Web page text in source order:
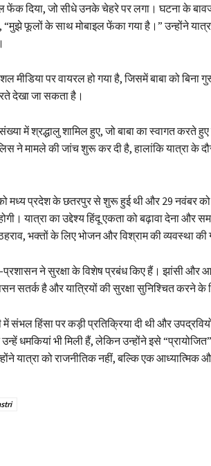
दिया, जो सीधे उनके चेहरे पर लगा। घटना के
“मुझे फूलों के साथ मोबाइल फेंका गया है।” उन्होंने
मीडिया पर वायरल हो गया है, जिसमें बाबा को बिना
देखा जा सकता है।
संख्या में श्रद्धालु शामिल हुए, जो बाबा का स्वागत करते
ने मामले की जांच शुरू कर दी है, हालांकि यात्रा के
मध्य प्रदेश के छतरपुर से शुरू हुई थी और 29 नवंबर
होगी। यात्रा का उद्देश्य हिंदू एकता को बढ़ावा देना
भक्तों के लिए भोजन और विश्राम की व्यवस्था की
प्रशासन ने सुरक्षा के विशेष प्रबंध किए हैं। झांसी और
सतर्क है और यात्रियों की सुरक्षा सुनिश्चित करने के
में संभल हिंसा पर कड़ी प्रतिक्रिया दी थी और
धमकियां भी मिली हैं, लेकिन उन्होंने इसे
यात्रा को राजनीतिक नहीं, बल्कि एक आध्यात्मिक